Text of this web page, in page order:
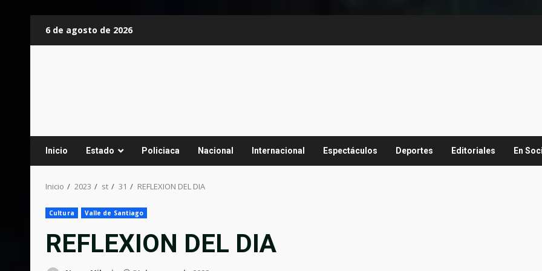
6 de agosto de 2026
Inicio Estado Policiaca Nacional Internacional Espectáculos Deportes Editoriales En
Inicio 2023 st 31 REFLEXION DEL DIA
Cultura Valle de Santiago
REFLEXION DEL DIA